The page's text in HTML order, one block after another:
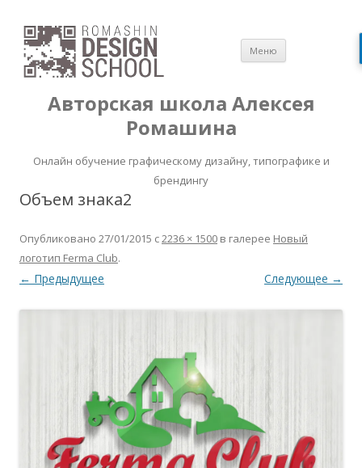
Авторская школа Алексея
Ромашина
Онлайн обучение графическому дизайну, типографике и
брендингу
Меню
содержимому
Объем знака2
Опубликовано 27/01/2015 с2236 × 1500 в галерее Новый
логотип Ferma Club.
← Предыдущее Следующее →